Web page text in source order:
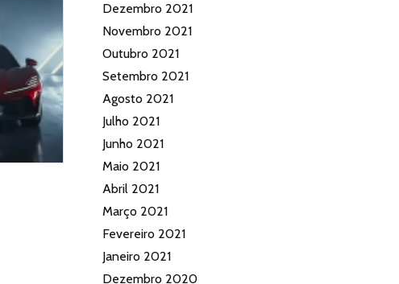
Dezembro 2021
Novembro 2021
Outubro 2021
Setembro 2021
Agosto 2021
Julho 2021
Junho 2021
Maio 2021
Abril 2021
Março 2021
Fevereiro 2021
Janeiro 2021
Dezembro 2020